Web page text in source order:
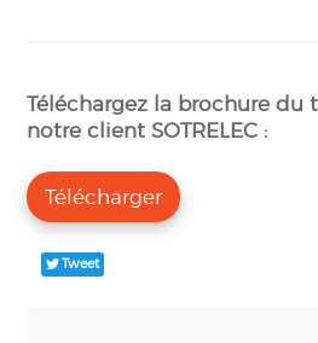
Téléchargez la brochure du
notre client SOTRELEC :
Télécharger
Tweet